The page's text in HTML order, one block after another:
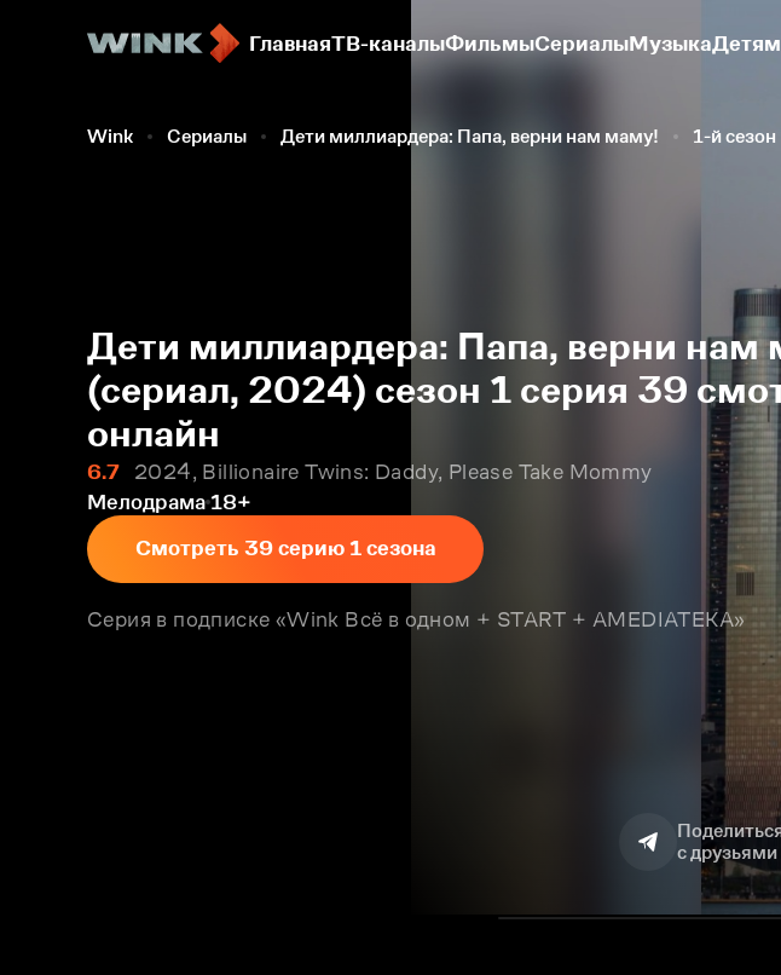
ГлавнаяТВ-каналыФильмыСериалыМузыкаДетям
Wink Сериалы Дети миллиардера: Папа, верни нам маму! 1-й сезон
Дети миллиардера: Папа, верни нам
(сериал, 2024) сезон 1 серия 39
онлайн
6.7
2024, Billionaire Twins: Daddy, Please Take Mommy
Мелодрама 18+
Смотреть 39 серию 1 сезона
Серия в подписке «Wink Всё в одном + START + AMEDIATEKA»
с друзьями